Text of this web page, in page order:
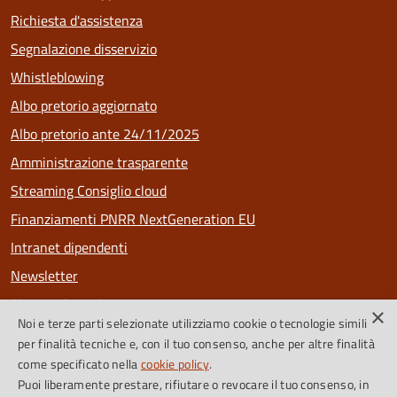
Richiesta d'assistenza
Segnalazione disservizio
Whistleblowing
Albo pretorio aggiornato
Albo pretorio ante 24/11/2025
Amministrazione trasparente
Streaming Consiglio cloud
Finanziamenti PNRR NextGeneration EU
Intranet dipendenti
Newsletter
Riconoscimenti
PagoPa
×
Noi e terze parti selezionate utilizziamo cookie o tecnologie simili
per finalità tecniche e, con il tuo consenso, anche per altre finalità
come specificato nellacookie policy.
Puoi liberamente prestare, rifiutare o revocare il tuo consenso, in